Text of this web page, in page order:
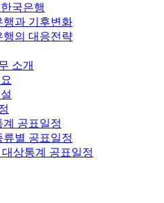
국은행
행과 기후변화
행의 대응전략
소개
계 공표일정
류별 공표일정
대상통계 공표일정